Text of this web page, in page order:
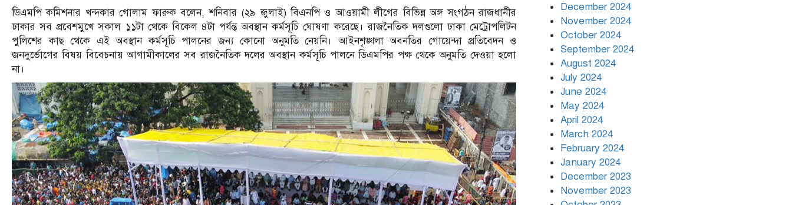
ডিএমপি কমিশনার খন্দকার গোলাম ফারুক বলেন, শনিবার (২৯ জুলাই) বিএনপি ও আওয়ামী লীগের বিভিন্ন অঙ্গ সংগঠন রাজধানীর
ঢাকার সব প্রবেশমুখে সকাল ১১টা থেকে বিকেল ৪টা পর্যন্ত অবস্থান কর্মসূচি ঘোষণা করেছে। রাজনৈতিক দলগুলো ঢাকা মেট্রোপলিটন
পুলিশের কাছ থেকে এই অবস্থান কর্মসূচি পালনের জন্য কোনো অনুমতি নেয়নি। আইনশৃঙ্খলা অবনতির গোয়েন্দা প্রতিবেদন ও
জনদুর্ভোগের বিষয় বিবেচনায় আগামীকালের সব রাজনৈতিক দলের অবস্থান কর্মসূচি পালনে ডিএমপির পক্ষ থেকে অনুমতি দেওয়া হলো
না।
December 2024
November 2024
October 2024
September 2024
August 2024
July 2024
June 2024
May 2024
April 2024
March 2024
February 2024
January 2024
December 2023
November 2023